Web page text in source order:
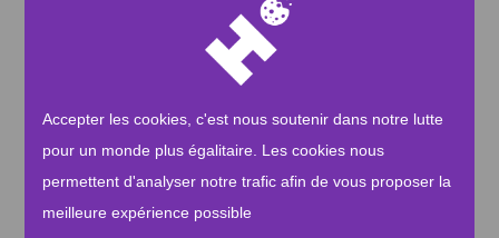
Accepter les cookies, c'est nous soutenir dans notre lutte
pour un monde plus égalitaire. Les cookies nous
permettent d'analyser notre trafic afin de vous proposer la
meilleure expérience possible
Pourquoi faire un don Waqf à Human Appeal ?
Human Appeal a su déployer de nombreux projets à travers
nous menons au quotidien auprès de nos bénéficiaires, c'est
grâce à vous, les donateurs.
investies dans des placements conformes à la charia. Les